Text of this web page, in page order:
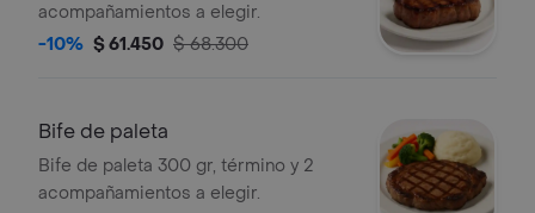
acompañamientos a elegir.
-10% $ 61.450 $ 68.300
Bife de paleta
Bife de paleta 300 gr, término y 2
acompañamientos a elegir.